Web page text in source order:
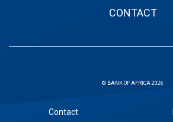
CONTACT
Contact
© BANK OF AFRICA 2026